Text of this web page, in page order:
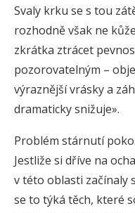
Svaly krku se s tou
rozhodně však ne
zkrátka ztrácet
pozorovatelným –
výraznější vrásky a
dramaticky snižuje».
Problém stárnutí
Jestliže si dříve na
v této oblasti začínaly
se to týká těch, které